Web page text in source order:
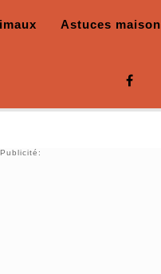
Astuces maison
Publicité: